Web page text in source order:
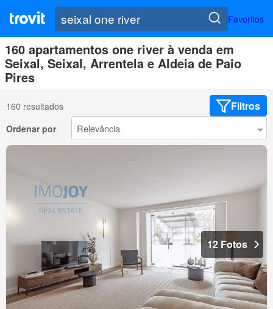
Favoritos
160 apartamentos one river à venda em
Seixal, Seixal, Arrentela e Aldeia de Paio
Pires
160 resultados Filtros
Ordenar por
12 Fotos